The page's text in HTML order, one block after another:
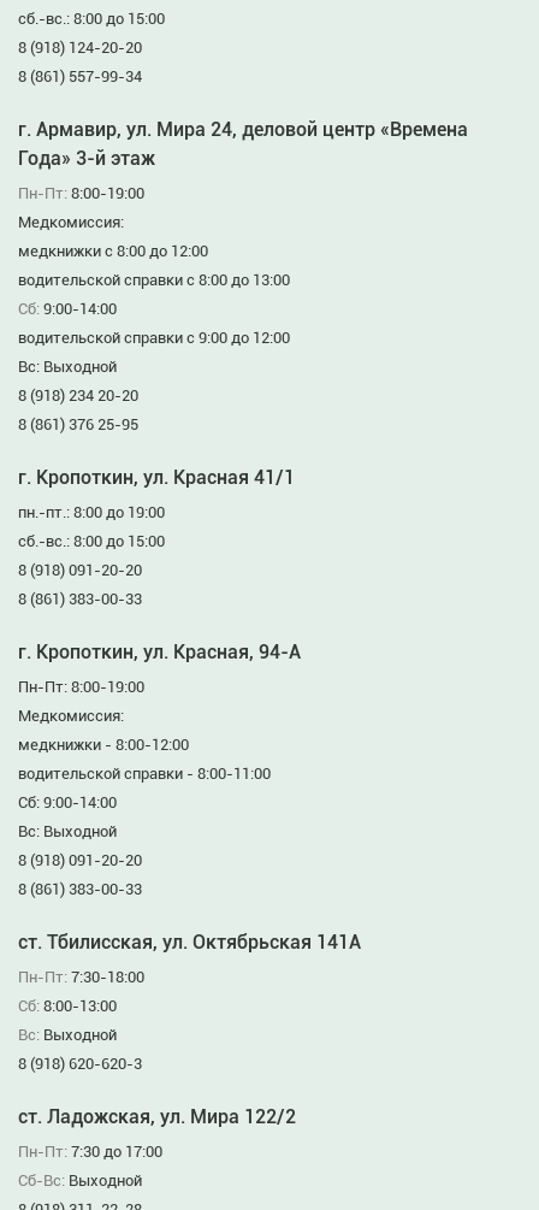
сб.-вс.: 8:00 до 15:00
8 (918) 124-20-20
8 (861) 557-99-34
г. Армавир, ул. Мира 24, деловой центр «Времена
Года» 3-й этаж
Пн-Пт: 8:00-19:00
Медкомиссия:
медкнижки с 8:00 до 12:00
водительской справки с 8:00 до 13:00
Сб: 9:00-14:00
водительской справки с 9:00 до 12:00
Вс: Выходной
8 (918) 234 20-20
8 (861) 376 25-95
г. Кропоткин, ул. Красная 41/1
пн.-пт.: 8:00 до 19:00
сб.-вс.: 8:00 до 15:00
8 (918) 091-20-20
8 (861) 383-00-33
г. Кропоткин, ул. Красная, 94-А
Пн-Пт: 8:00-19:00
Медкомиссия:
медкнижки - 8:00-12:00
водительской справки - 8:00-11:00
Сб: 9:00-14:00
Вс: Выходной
8 (918) 091-20-20
8 (861) 383-00-33
ст. Тбилисская, ул. Октябрьская 141А
Пн-Пт: 7:30-18:00
Сб: 8:00-13:00
Вс: Выходной
8 (918) 620-620-3
ст. Ладожская, ул. Мира 122/2
Пн-Пт: 7:30 до 17:00
Сб-Вс: Выходной